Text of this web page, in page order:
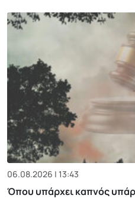
06.08.2026 | 13:43
Όπου υπάρχει καπνός